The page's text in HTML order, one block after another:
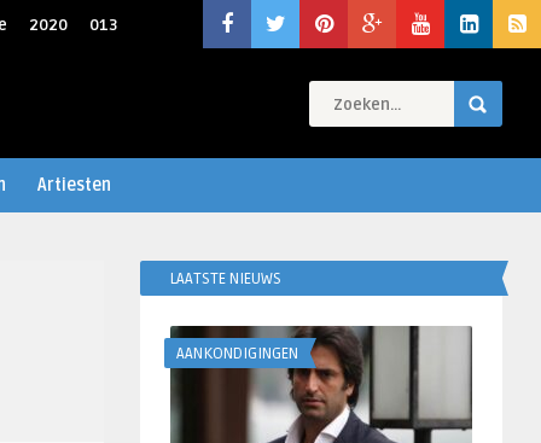
2020 013
Artiesten
LAATSTE NIEUWS
AANKONDIGINGEN